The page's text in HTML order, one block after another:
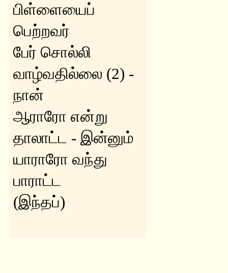
பிள்ளையைப்
பெற்றவர்
பேர் சொல்லி
வாழ்வதில்லை (2) -
நான்
ஆராரோ என்று
தாலாட்ட - இன்னும்
யாராரோ வந்து
பாராட்ட
(இந்தப்)